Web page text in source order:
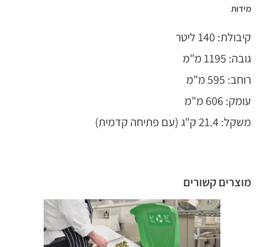
מידות
קיבולת: 140 ליטר
גובה: 1195 מ"מ
רוחב: 595 מ"מ
עומק: 606 מ"מ
משקל: 21.4 ק"ג (עם פתיחה קדמית)
מוצרים קשורים